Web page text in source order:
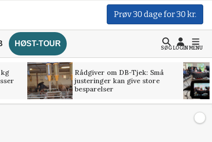
Prøv 30 dage for 30 kr.
HØST-TOUR
SØGLOGINMENU
Rådgiver om DB-Tjek: Små
justeringer kan give store
besparelser